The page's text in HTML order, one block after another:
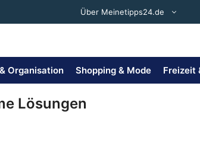
Über Meinetipps24.de
Organisation Shopping & Mode Freizeit
Lösungen